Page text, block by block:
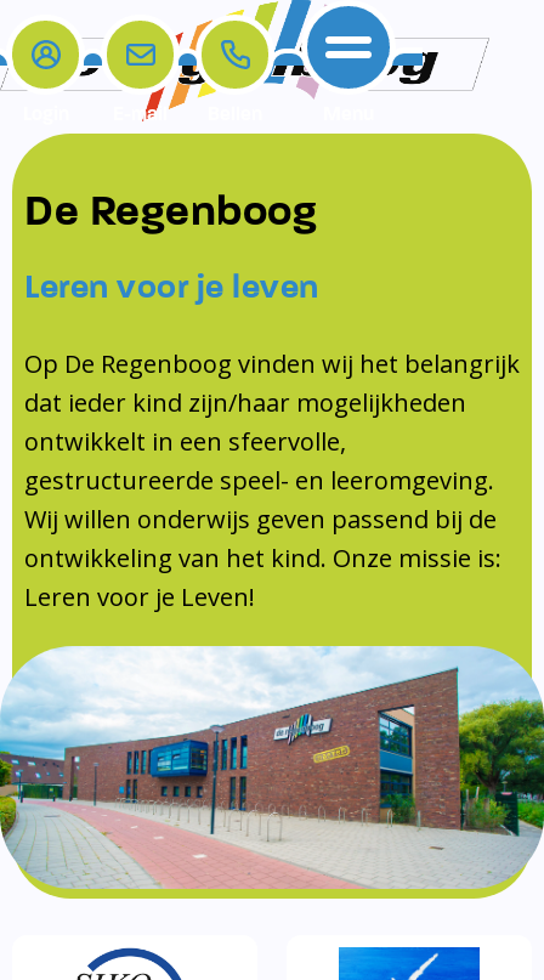
Home
De school
Opleiding en Stage
KomKids
Schoolvakanties
Ouderraad
Medezeggenschapsraad
Documentatie
Formulieren
SIKO
Ouders
Ouders
Contact
Contact
Contact
Samenwerkingen
Samenwerkingen
Schoollogopedist
E-mail
De Regenboog
Leren voor je leven
Op De Regenboog vinden wij het belangrijk
dat ieder kind zijn/haar mogelijkheden
ontwikkelt in een sfeervolle,
gestructureerde speel- en leeromgeving.
Wij willen onderwijs geven passend bij de
ontwikkeling van het kind. Onze missie is:
Leren voor je Leven!